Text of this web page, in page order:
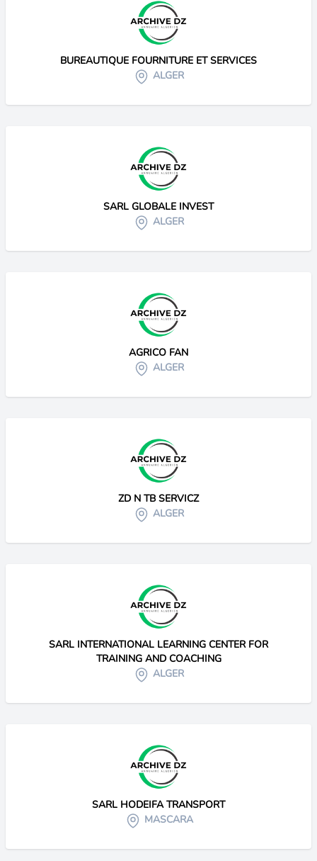
BUREAUTIQUE FOURNITURE ET SERVICES
ALGER
SARL GLOBALE INVEST
ALGER
AGRICO FAN
ALGER
ZD N TB SERVICZ
ALGER
SARL INTERNATIONAL LEARNING CENTER FOR
TRAINING AND COACHING
ALGER
SARL HODEIFA TRANSPORT
MASCARA